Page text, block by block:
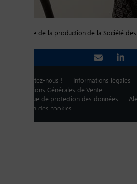
Responsable de la production de la Société
Contactez-nous !
Informations légales
Conditions Générales de Vente
Politique de protection des données
Gestion des cookies